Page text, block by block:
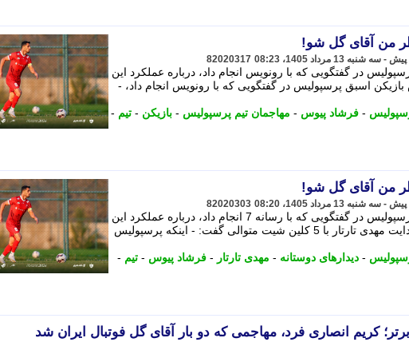
من آقای گل شو!
82020317
در گفتگویی که با رونویس انجام داد، درباره عملکرد این
بازیکن اسبق پرسپولیس در گفتگویی که با رونویس انجام داد، -
- فرشاد پیوس - مهاجمان تیم پرسپولیس - بازیکن - تیم -
من آقای گل شو!
82020303
فرشاد پیوس بازیکن اسبق پرسپولیس در گفتگویی که با رسانه 7 انجام داد، درباره عملکرد این
تیم در دیدارهای دوستانه با هدایت مهدی تارتار با 5 کلین شیت متوالی گفت: - اینکه پرسپولیس
- دیدارهای دوستانه - مهدی تارتار - فرشاد پیوس - تیم -